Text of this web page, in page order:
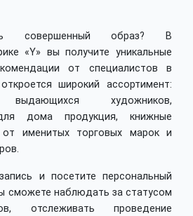
совершенный образ? В
«Y» вы получите уникальные
от специалистов в
широкий ассортимент:
художников,
дома продукция, книжные
от именитых торговых марок и
и посетите персональный
сможете наблюдать за статусом
отслеживать проведение